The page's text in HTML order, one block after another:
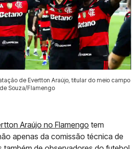
de Evertton Araújo, titular do meio campo
Souza/Flamengo
Araújo no Flamengo tem
apenas da comissão técnica de